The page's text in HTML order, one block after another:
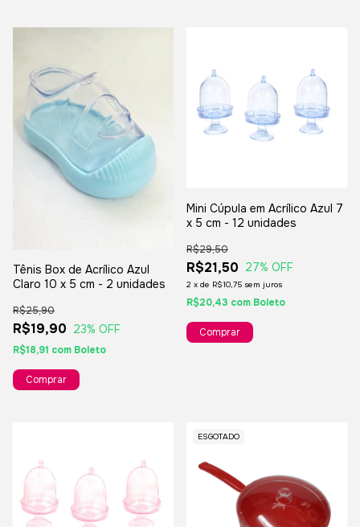
Tênis Box de Acrílico Azul
Claro 10 x 5 cm - 2 unidades
R$19,90
R$25,90
23% OFF
R$18,91 com Boleto
Mini Cúpula em Acrílico Azul 7
x 5 cm - 12 unidades
R$21,50
R$29,50
27% OFF
2 x de R$10,75 sem juros
R$20,43 com Boleto
ESGOTADO